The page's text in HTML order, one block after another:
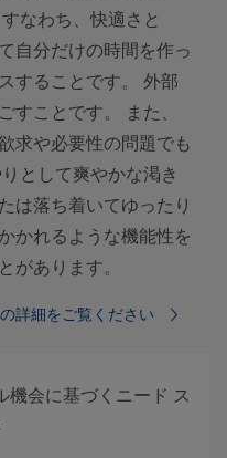
なわち、快適さと
自分だけの時間を作っ
することです。 外部
すことです。 また、
求や必要性の問題でも
として爽やかな渇き
は落ち着いてゆったり
かれるような機能性を
があります。
詳細をご覧ください
機会に基づくニード ス